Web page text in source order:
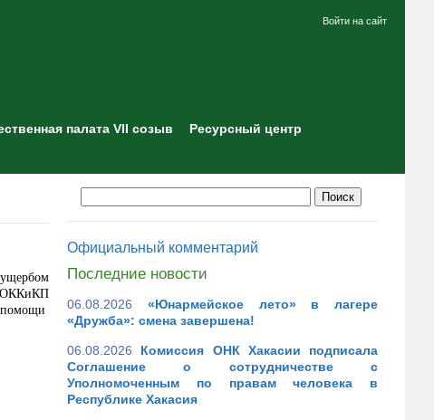
Войти на сайт
палата VII созыв
Ресурсный центр
Официальный комментарий
Последние новости
06.08.2026
«Юнармейское лето» в лагере
«Дружба»: смена завершена!
06.08.2026
Комиссия ОНК Хакасии подписала
Соглашение о сотрудничестве с
Уполномоченным по правам человека в
Республике Хакасия